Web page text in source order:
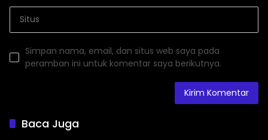
Simpan nama, email, dan situs web saya pada
peramban ini untuk komentar saya berikutnya.
Baca Juga